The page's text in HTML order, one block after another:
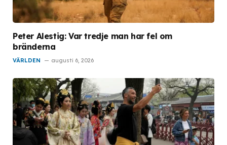
Peter Alestig: Var tredje man har fel om
bränderna
VÄRLDEN augusti 6, 2026